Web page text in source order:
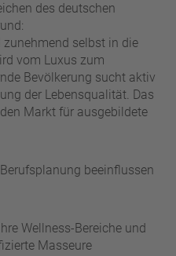
des deutschen
selbst in die
vom Luxus zum
Bevölkerung sucht aktiv
der Lebensqualität. Das
Markt für ausgebildete
beeinflussen
Wellness-Bereiche und
Masseure